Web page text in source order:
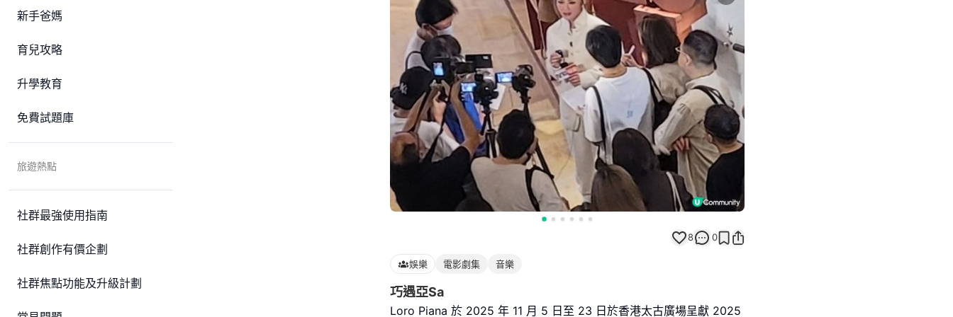
新手爸媽
育兒攻略
升學教育
免費試題庫
旅遊熱點
社群最強使用指南
社群創作有價企劃
社群焦點功能及升級計劃
8 0
娛樂 電影劇集 音樂
巧遇亞Sa
Loro Piana 於 2025 年 11 月 5 日至 23 日於香港太古廣場呈獻 2025